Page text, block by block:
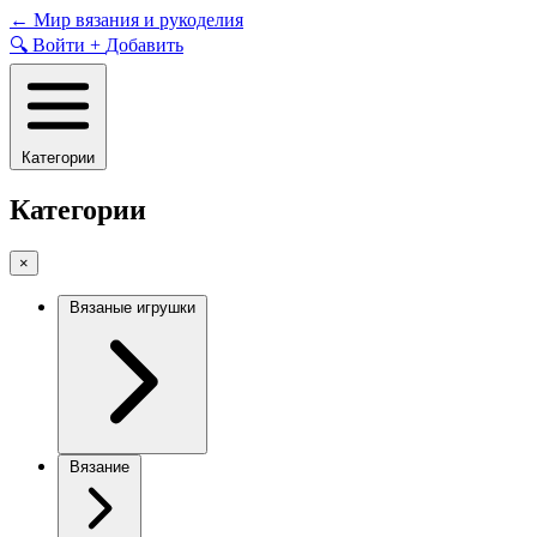
Skip
to
content
← Мир вязания и рукоделия
🔍 Войти + Добавить
Категории
Категории
×
Вязаные игрушки
Вязание